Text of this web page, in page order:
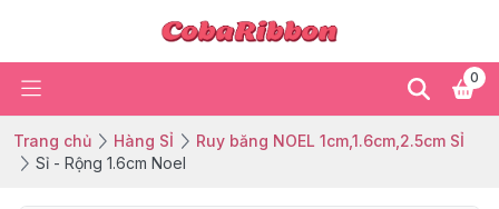
0
Trang chủ Hàng SỈ
Ruy băng NOEL 1cm,1.6cm,2.5cm SỈ
Sỉ - Rộng 1.6cm Noel